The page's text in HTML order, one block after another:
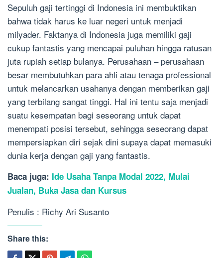
Sepuluh gaji tertinggi di Indonesia ini membuktikan
bahwa tidak harus ke luar negeri untuk menjadi
milyader. Faktanya di Indonesia juga memiliki gaji
cukup fantastis yang mencapai puluhan hingga ratusan
juta rupiah setiap bulanya. Perusahaan – perusahaan
besar membutuhkan para ahli atau tenaga professional
untuk melancarkan usahanya dengan memberikan gaji
yang terbilang sangat tinggi. Hal ini tentu saja menjadi
suatu kesempatan bagi seseorang untuk dapat
menempati posisi tersebut, sehingga seseorang dapat
mempersiapkan diri sejak dini supaya dapat memasuki
dunia kerja dengan gaji yang fantastis.
Baca juga: Ide Usaha Tanpa Modal 2022, Mulai
Jualan, Buka Jasa dan Kursus
Penulis : Richy Ari Susanto
Share this: